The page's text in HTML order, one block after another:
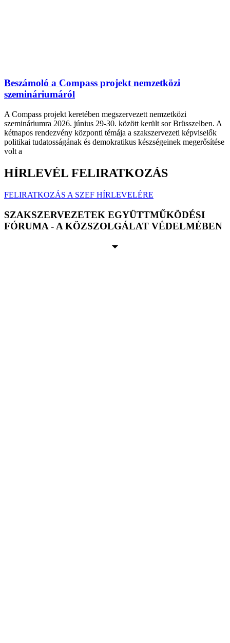
Beszámoló a Compass projekt nemzetközi
szemináriumáról
A Compass projekt keretében megszervezett nemzetközi
szemináriumra 2026. június 29-30. között került sor Brüsszelben. A
kétnapos rendezvény központi témája a szakszervezeti képviselők
politikai tudatosságának és demokratikus készségeinek megerősítése
volt a
HÍRLEVÉL FELIRATKOZÁS
FELIRATKOZÁS A SZEF HÍRLEVELÉRE
SZAKSZERVEZETEK EGYÜTTMŰKÖDÉSI
FÓRUMA - A KÖZSZOLGÁLAT VÉDELMÉBEN